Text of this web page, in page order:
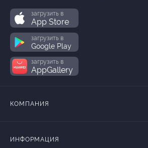
загрузить в
App Store
загрузить в
Google Play
загрузить в
AppGallery
КОМПАНИЯ
ИНФОРМАЦИЯ